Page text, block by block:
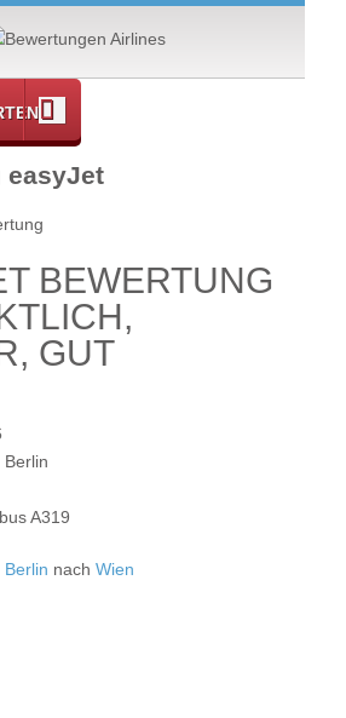
easyJet
BEWERTUNG
GUT
A319
Berlin nach Wien